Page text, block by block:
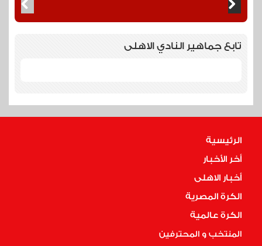
تابع جماهير النادي الاهلى
الرئيسية
أخر الأخبار
أخبار الاهلى
الكرة المصرية
الكرة عالمية
المنتخب و المحترفين